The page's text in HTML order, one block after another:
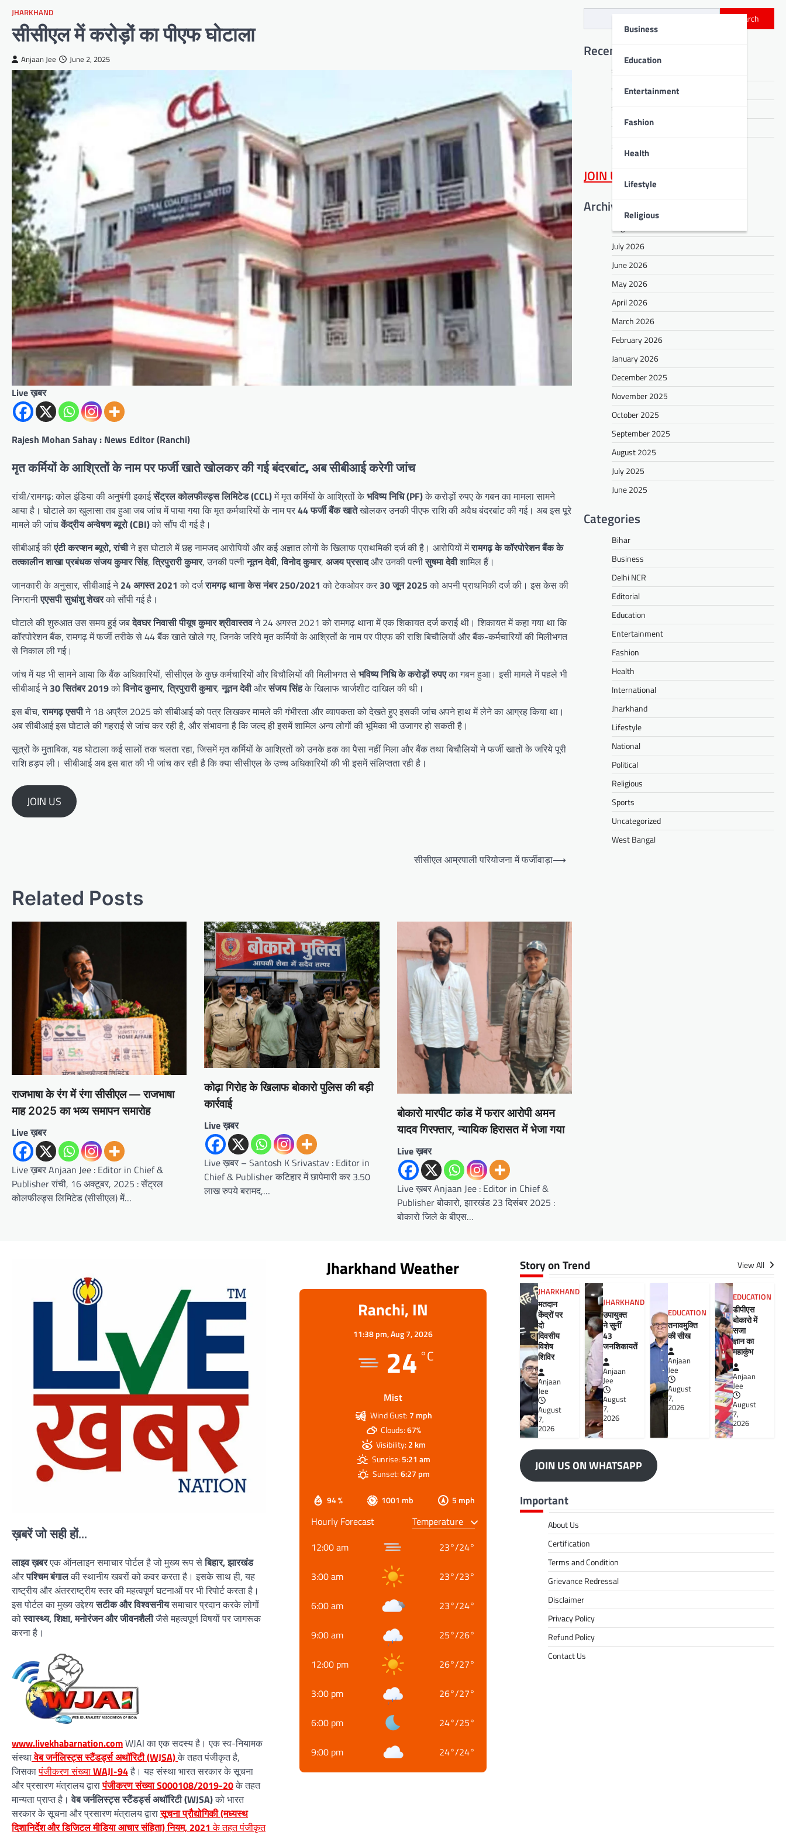
Business
Education
Entertainment
Fashion
Health
Lifestyle
Religious
JHARKHAND
सीसीएल में करोड़ों का पीएफ घोटाला
Anjaan Jee June 2, 2025
Live ख़बर
Rajesh Mohan Sahay : News Editor (Ranchi)
मृत कर्मियों के आश्रितों के नाम पर फर्जी खाते खोलकर की गई बंदरबांट, अब सीबीआई करेगी जांच
रांची/रामगढ़: कोल इंडिया की अनुषंगी इकाईसेंट्रल कोलफील्ड्स लिमिटेड (CCL)में मृत कर्मियों के आश्रितों केभविष्य निधि (PF)के करोड़ों रुपए के गबन का मामला सामने
आया है। घोटाले का खुलासा तब हुआ जब जांच में पाया गया कि मृत कर्मचारियों के नाम पर44 फर्जी बैंक खातेखोलकर उनकी पीएफ राशि की अवैध बंदरबांट की गई। अब इस पूरे
मामले की जांचकेंद्रीय अन्वेषण ब्यूरो (CBI)को सौंप दी गई है।
सीबीआई कीएंटी करप्शन ब्यूरो, रांचीने इस घोटाले में छह नामजद आरोपियों और कई अज्ञात लोगों के खिलाफ प्राथमिकी दर्ज की है। आरोपियों मेंरामगढ़ के कॉरपोरेशन बैंक के
तत्कालीन शाखा प्रबंधक संजय कुमार सिंह,त्रिपुरारी कुमार, उनकी पत्नीनूतन देवी,विनोद कुमार, अजय प्रसादऔर उनकी पत्नीसुषमा देवीशामिल हैं।
जानकारी के अनुसार, सीबीआई ने24 अगस्त 2021 को दर्जरामगढ़ थाना केस नंबर 250/2021 को टेकओवर कर 30 जून 2025को अपनी प्राथमिकी दर्ज की। इस केस की
निगरानीएएसपी सुधांशु शेखरको सौंपी गई है।
घोटाले की शुरुआत उस समय हुई जबदेवघर निवासी पीयूष कुमार श्रीवास्तवने 24 अगस्त 2021 को रामगढ़ थाना में एक शिकायत दर्ज कराई थी। शिकायत में कहा गया था कि
कॉरपोरेशन बैंक, रामगढ़ में फर्जी तरीके से 44 बैंक खाते खोले गए, जिनके जरिये मृत कर्मियों के आश्रितों के नाम पर पीएफ की राशि बिचौलियों और बैंक-कर्मचारियों की मिलीभगत
से निकाल ली गई।
जांच में यह भी सामने आया कि बैंक अधिकारियों, सीसीएल के कुछ कर्मचारियों और बिचौलियों की मिलीभगत सेभविष्य निधि के करोड़ों रुपएका गबन हुआ। इसी मामले में पहले भी
सीबीआई ने30 सितंबर 2019कोविनोद कुमार,त्रिपुरारी कुमार,नूतन देवीऔरसंजय सिंहके खिलाफ चार्जशीट दाखिल की थी।
इस बीच,रामगढ़ एसपीने 18 अप्रैल 2025 को सीबीआई को पत्र लिखकर मामले की गंभीरता और व्यापकता को देखते हुए इसकी जांच अपने हाथ में लेने का आग्रह किया था।
अब सीबीआई इस घोटाले की गहराई से जांच कर रही है, और संभावना है कि जल्द ही इसमें शामिल अन्य लोगों की भूमिका भी उजागर हो सकती है।
सूत्रों के मुताबिक, यह घोटाला कई सालों तक चलता रहा, जिसमें मृत कर्मियों के आश्रितों को उनके हक का पैसा नहीं मिला और बैंक तथा बिचौलियों ने फर्जी खातों के जरिये पूरी
राशि हड़प ली। सीबीआई अब इस बात की भी जांच कर रही है कि क्या सीसीएल के उच्च अधिकारियों की भी इसमें संलिप्तता रही है।
JOIN US
सीसीएल आम्रपाली परियोजना में फर्जीवाड़ा⟶
Related Posts
राजभाषा के रंग में रंगा सीसीएल — राजभाषा
माह 2025 का भव्य समापन समारोह
Live ख़बर
Live ख़बर Anjaan Jee : Editor in Chief &
Publisher रांची, 16 अक्टूबर, 2025 : सेंट्रल
कोलफील्ड्स लिमिटेड (सीसीएल) में…
कोढ़ा गिरोह के खिलाफ बोकारो पुलिस की बड़ी
कार्रवाई
Live ख़बर
Live ख़बर – Santosh K Srivastav : Editor in
Chief & Publisher कटिहार में छापेमारी कर 3.50
लाख रुपये बरामद,…
बोकारो मारपीट कांड में फरार आरोपी अमन
यादव गिरफ्तार, न्यायिक हिरासत में भेजा गया
Live ख़बर
Live ख़बर Anjaan Jee : Editor in Chief &
Publisher बोकारो, झारखंड 23 दिसंबर 2025 :
बोकारो जिले के बीएस…
Search
Recent Posts
मतदान केंद्रों पर दो दिवसीय विशेष शिविर
उपायुक्त ने सुनीं 43 जनशिकायतें
तनावमुक्ति की सीख
डीपीएस बोकारो में सजा ज्ञान का महाकुंभ
80 मेधावी विद्यार्थियों को मिला माइलस्टोन अवॉर्ड
JOIN US
Archives
August 2026
July 2026
June 2026
May 2026
April 2026
March 2026
February 2026
January 2026
December 2025
November 2025
October 2025
September 2025
August 2025
July 2025
June 2025
Categories
Bihar
Business
Delhi NCR
Editorial
Education
Entertainment
Fashion
Health
International
Jharkhand
Lifestyle
National
Political
Religious
Sports
Uncategorized
West Bangal
ख़बरें जो सही हों...
लाइव ख़बरएक ऑनलाइन समाचार पोर्टल है जो मुख्य रूप सेबिहार, झारखंड
औरपश्चिम बंगालकी स्थानीय खबरों को कवर करता है। इसके साथ ही, यह
राष्ट्रीय और अंतरराष्ट्रीय स्तर की महत्वपूर्ण घटनाओं पर भी रिपोर्ट करता है।
इस पोर्टल का मुख्य उद्देश्यसटीक और विश्वसनीयसमाचार प्रदान करके लोगों
कोस्वास्थ्य, शिक्षा, मनोरंजन और जीवनशैलीजैसे महत्वपूर्ण विषयों पर जागरूक
करना है।
www.livekhabarnation.comWJAI का एक सदस्य है। एक स्व-नियामक
संस्थावेब जर्नलिस्ट्स स्टैंडर्ड्स अथॉरिटी (WJSA)के तहत पंजीकृत है,
जिसकापंजीकरण संख्याWAJI-94है। यह संस्था भारत सरकार के सूचना
और प्रसारण मंत्रालय द्वारापंजीकरण संख्या S000108/2019-20के तहत
मान्यता प्राप्त है।वेब जर्नलिस्ट्स स्टैंडर्ड्स अथॉरिटी (WJSA)को भारत
सरकार के सूचना और प्रसारण मंत्रालय द्वारासूचना प्रौद्योगिकी (मध्यस्थ
दिशानिर्देश और डिजिटल मीडिया आचार संहिता) नियम, 2021 के तहत पंजीकृत
Jharkhand Weather
Ranchi, IN
11:38 pm,Aug 7, 2026
24 °C
Mist
94 % 1001 mb 5 mph
Wind Gust: 7 mph
Clouds:67%
Visibility:2 km
Sunrise:5:21 am
Sunset:6:27 pm
Hourly Forecast
12:00 am
23°/24°
3:00 am 23°/23°
6:00 am 23°/24°
9:00 am 25°/26°
12:00 pm 26°/27°
3:00 pm 26°/27°
6:00 pm 24°/25°
9:00 pm 24°/24°
Story on Trend View All
JHARKHAND
मतदान
केंद्रों पर
दो
दिवसीय
विशेष
शिविर
Anjaan
Jee
August
7,
2026
JHARKHAND
उपायुक्त
ने सुनीं
43
जनशिकायतें
Anjaan
Jee
August
7,
2026
EDUCATION
तनावमुक्ति
की सीख
Anjaan
Jee
August
7,
2026
EDUCATION
डीपीएस
बोकारो में
सजा
ज्ञान का
महाकुंभ
Anjaan
Jee
August
7,
2026
JOIN US ON WHATSAPP
Important
About Us
Certification
Terms and Condition
Grievance Redressal
Disclaimer
Privacy Policy
Refund Policy
Contact Us